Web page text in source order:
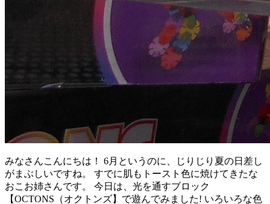
みなさんこんにちは！ 6月というのに、じりじり夏の日差し
がまぶしいですね。 すでに肌もトースト色に焼けてきたな
おこお姉さんです。 今日は、光を通すブロック
【OCTONS（オクトンズ】で遊んでみました! いろいろな色